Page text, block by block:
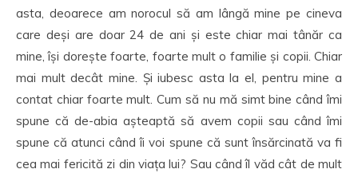
asta, deoarece am norocul să am lângă mine pe cineva
care deși are doar 24 de ani și este chiar mai tânăr ca
mine, își dorește foarte, foarte mult o familie și copii. Chiar
mai mult decât mine. Și iubesc asta la el, pentru mine a
contat chiar foarte mult. Cum să nu mă simt bine când îmi
spune că de-abia așteaptă să avem copii sau când îmi
spune că atunci când îi voi spune că sunt însărcinată va fi
cea mai fericită zi din viața lui? Sau când îl văd cât de mult